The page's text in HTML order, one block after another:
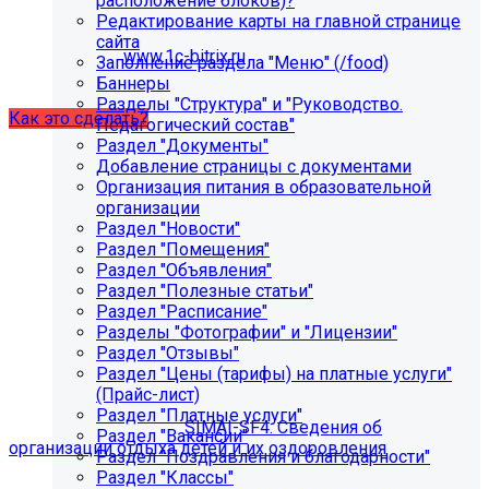
некорректно отображаться срок действия лицензии.
Убедитесь, что в настройках «Главного модуля»
указан адрес:www.1c-bitrix.ru.
Затем запустите обновление через «Систему
обновлений».
Как это сделать?
Как добавить раздел "Сведения об
организации отдыха детей и их
оздоровления"?
Приобретите модульSIMAI-SF4: Сведения об
организации отдыха детей и их оздоровления
Редактирование карты на главной странице
сайта
Заполнение раздела "Меню" (/food)
Баннеры
Разделы "Структура" и "Руководство.
Педагогический состав"
Раздел "Документы"
Добавление страницы с документами
Организация питания в образовательной
организации
Раздел "Новости"
Раздел "Помещения"
Раздел "Объявления"
Раздел "Полезные статьи"
Раздел "Расписание"
Разделы "Фотографии" и "Лицензии"
Раздел "Отзывы"
Раздел "Цены (тарифы) на платные услуги"
(Прайс-лист)
Раздел "Платные услуги"
Раздел "Вакансии"
Раздел "Поздравления и благодарности"
Раздел "Классы"